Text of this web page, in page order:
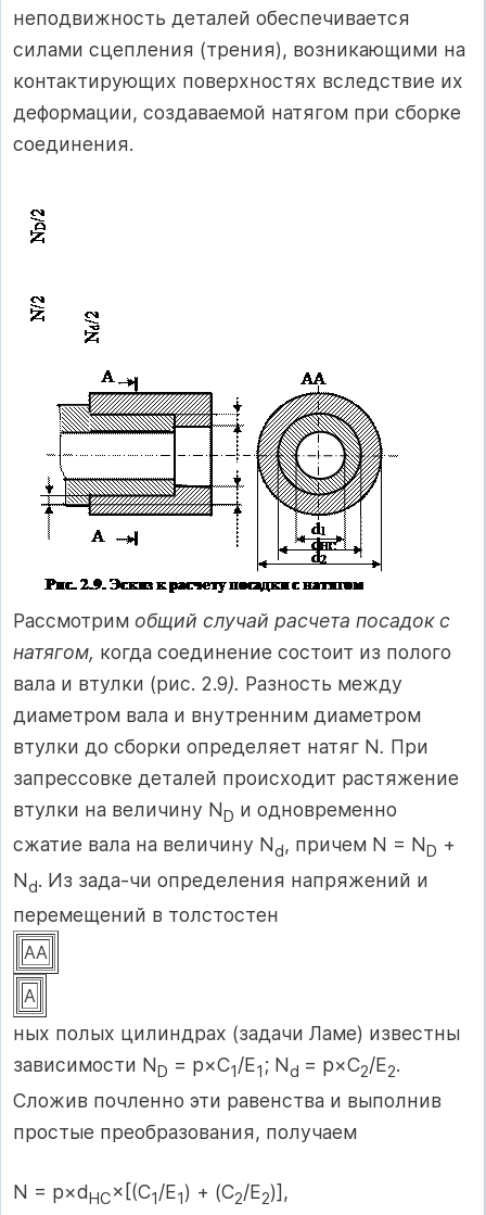
неподвижность деталей обеспечивается
силами сцепления (трения), возникающими на
контактирующих поверхностях вследствие их
деформации, создаваемой натягом при сборке
соединения.
Рассмотрим общий случай расчета посадок с
натягом, когда соединение состоит из полого
вала и втулки (рис. 2.9). Разность между
диаметром вала и внутренним диаметром
втулки до сборки определяет натяг N. При
запрессовке деталей происходит растяжение
втулки на величину ND и одновременно
сжатие вала на величину Nd, причем N = ND +
Nd. Из зада-чи определения напряжений и
перемещений в толстостен
AA
A
ных полых цилиндрах (задачи Ламе) известны
зависимости ND = p×C1/E1 ; Nd = p×C2/E2.
Cложив почленно эти равенства и выполнив
простые преобразования, получаем
N = p×dНС×[(С1/E1) + (C2/E2)],